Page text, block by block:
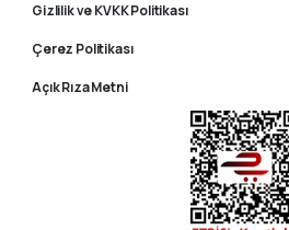
Gizlilik ve KVKK Politikası
Çerez Politikası
Açık Rıza Metni